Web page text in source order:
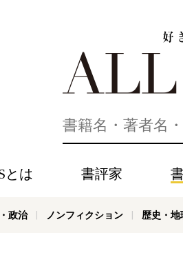
とは 書評家
政治 ノンフィクション 歴史・地